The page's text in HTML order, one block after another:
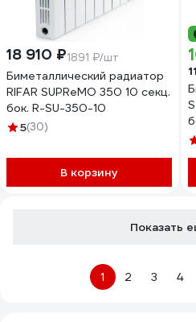
18 910 ₽1891 ₽/шт
Биметаллический радиатор
RIFAR SUPReMO 350 10 секц.
бок. R-SU-350-10
5(30)
В корзину
Показать
1 2 3 4